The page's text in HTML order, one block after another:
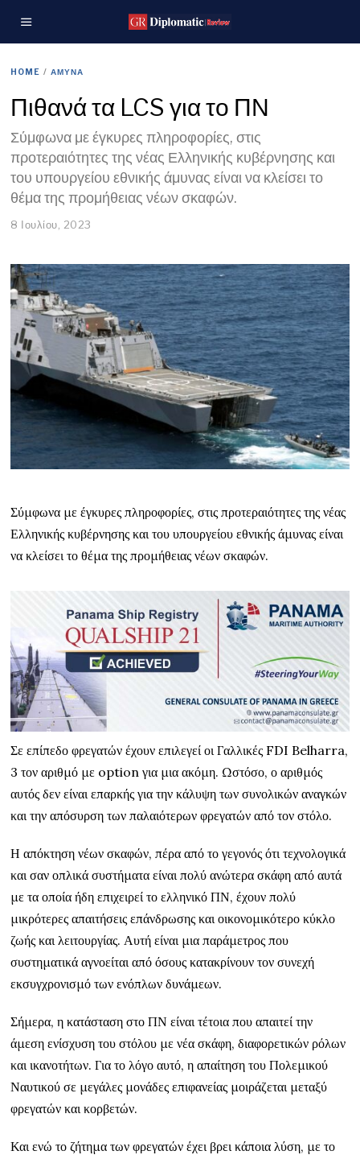
HOME / ΑΜΥΝΑ
Πιθανά τα LCS για το ΠΝ
Σύμφωνα με έγκυρες πληροφορίες, στις
προτεραιότητες της νέας Ελληνικής κυβέρνησης και
του υπουργείου εθνικής άμυνας είναι να κλείσει το
θέμα της προμήθειας νέων σκαφών.
8 Ιουλίου, 2023
Σύμφωνα με έγκυρες πληροφορίες, στις προτεραιότητες της νέας
Ελληνικής κυβέρνησης και του υπουργείου εθνικής άμυνας είναι
να κλείσει το θέμα της προμήθειας νέων σκαφών.
Σε επίπεδο φρεγατών έχουν επιλεγεί οι Γαλλικές FDI Belharra,
3 τον αριθμό με option για μια ακόμη. Ωστόσο, ο αριθμός
αυτός δεν είναι επαρκής για την κάλυψη των συνολικών αναγκών
και την απόσυρση των παλαιότερων φρεγατών από τον στόλο.
Η απόκτηση νέων σκαφών, πέρα από το γεγονός ότι τεχνολογικά
και σαν οπλικά συστήματα είναι πολύ ανώτερα σκάφη από αυτά
με τα οποία ήδη επιχειρεί το ελληνικό ΠΝ, έχουν πολύ
μικρότερες απαιτήσεις επάνδρωσης και οικονομικότερο κύκλο
ζωής και λειτουργίας. Αυτή είναι μια παράμετρος που
συστηματικά αγνοείται από όσους κατακρίνουν τον συνεχή
εκσυγχρονισμό των ενόπλων δυνάμεων.
Σήμερα, η κατάσταση στο ΠΝ είναι τέτοια που απαιτεί την
άμεση ενίσχυση του στόλου με νέα σκάφη, διαφορετικών ρόλων
και ικανοτήτων. Για το λόγο αυτό, η απαίτηση του Πολεμικού
Ναυτικού σε μεγάλες μονάδες επιφανείας μοιράζεται μεταξύ
φρεγατών και κορβετών.
Και ενώ το ζήτημα των φρεγατών έχει βρει κάποια λύση, με το